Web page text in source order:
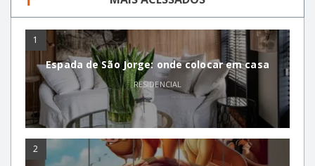
1
Espada de São Jorge: onde colocar em casa
RESIDENCIAL
2